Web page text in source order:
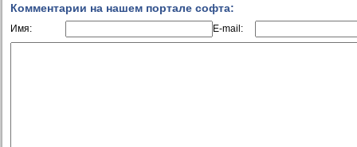
Комментарии на нашем портале софта:
Имя: E-mail: